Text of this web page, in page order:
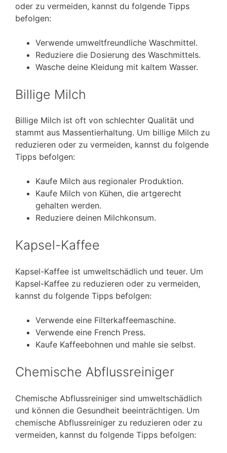
oder zu vermeiden, kannst du folgende Tipps
befolgen:
Verwende umweltfreundliche Waschmittel.
Reduziere die Dosierung des Waschmittels.
Wasche deine Kleidung mit kaltem Wasser.
Billige Milch
Billige Milch ist oft von schlechter Qualität und
stammt aus Massentierhaltung. Um billige Milch zu
reduzieren oder zu vermeiden, kannst du folgende
Tipps befolgen:
Kaufe Milch aus regionaler Produktion.
Kaufe Milch von Kühen, die artgerecht
gehalten werden.
Reduziere deinen Milchkonsum.
Kapsel-Kaffee
Kapsel-Kaffee ist umweltschädlich und teuer. Um
Kapsel-Kaffee zu reduzieren oder zu vermeiden,
kannst du folgende Tipps befolgen:
Verwende eine Filterkaffeemaschine.
Verwende eine French Press.
Kaufe Kaffeebohnen und mahle sie selbst.
Chemische Abflussreiniger
Chemische Abflussreiniger sind umweltschädlich
und können die Gesundheit beeinträchtigen. Um
chemische Abflussreiniger zu reduzieren oder zu
vermeiden, kannst du folgende Tipps befolgen: